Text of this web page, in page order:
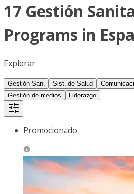
17 Gestión
Programs in
Explorar
Gestión San. Sist. de Salud
Gestión de medios
Liderazgo
Promocionado